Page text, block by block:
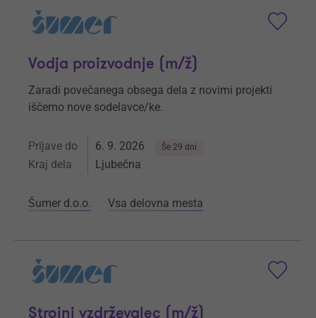
Vodja proizvodnje (m/ž)
Zaradi povečanega obsega dela z novimi projekti
iščemo nove sodelavce/ke.
Prijave do 6. 9. 2026 Še 29 dni
Kraj dela Ljubečna
Šumer d.o.o. Vsa delovna mesta
Strojni vzdrževalec (m/ž)